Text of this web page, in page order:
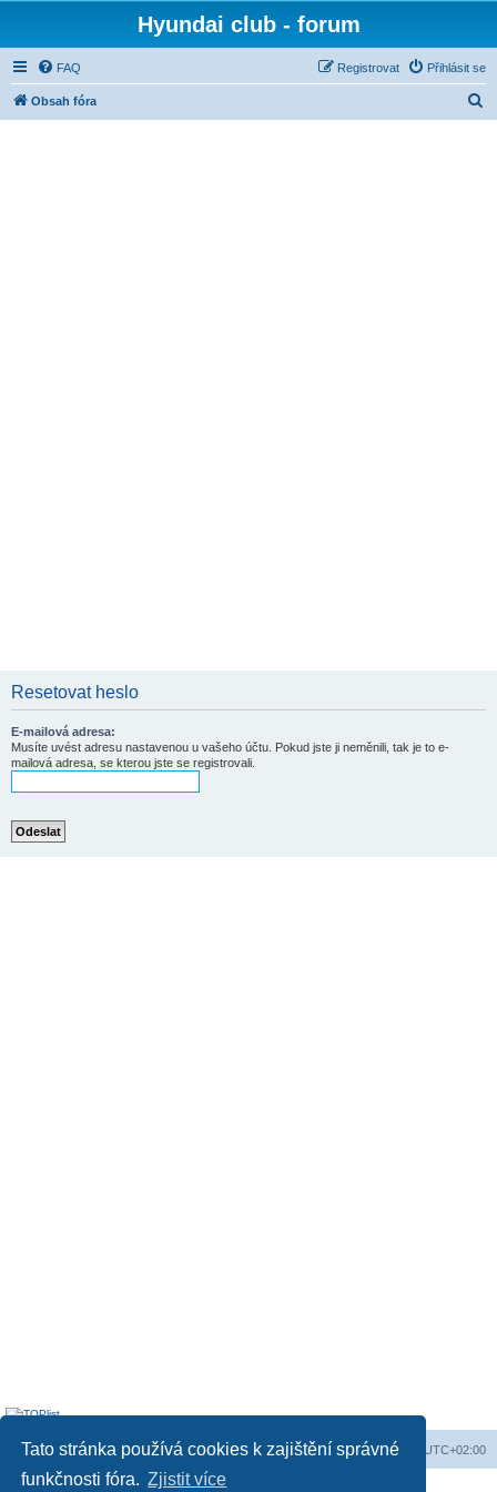
Tato stránka používá cookies k zajištění správné
funkčnosti fóra. Zjistit více
Hyundai club - forum
FAQ Přihlásit se
Registrovat
Obsah fóra
Resetovat heslo
E-mailová adresa:
Musíte uvést adresu nastavenou u vašeho účtu. Pokud jste ji neměnili, tak je to e-
mailová adresa, se kterou jste se registrovali.
Obsah fóra Všechny časy jsou v UTC+02:00
Založeno naphpBB® Forum Software © phpBB Limited